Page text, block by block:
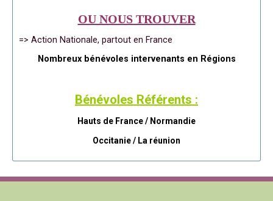
OU NOUS TROUVER
=> Action Nationale, partout en France
Nombreux bénévoles intervenants en Régions
Bénévoles Référents :
Hauts de France / Normandie
Occitanie / La réunion